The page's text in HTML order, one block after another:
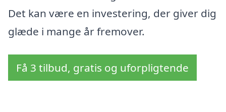
Det kan være en investering, der giver dig
glæde i mange år fremover.
Få 3 tilbud, gratis og uforpligtende